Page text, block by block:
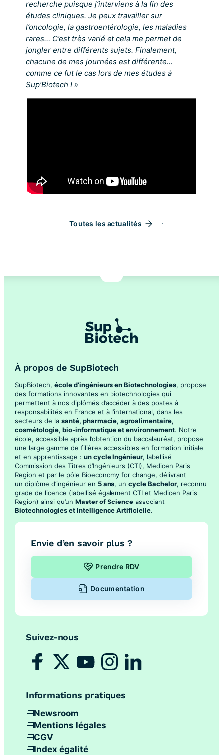
recherche puisque j’interviens à la fin des
études cliniques. Je peux travailler sur
l’oncologie, la gastroentérologie, les maladies
rares… C’est très varié et cela me permet de
jongler entre différents sujets. Finalement,
chacune de mes journées est différente…
comme ce fut le cas lors de mes études à
Sup’Biotech ! »
Toutes les actualités
À propos de SupBiotech
SupBiotech, école d’ingénieurs en Biotechnologies, propose
des formations innovantes en biotechnologies qui
permettent à nos diplômés d’accéder à des postes à
responsabilités en France et à l’international, dans les
secteurs de la santé, pharmacie, agroalimentaire,
cosmétologie, bio-informatique et environnement. Notre
école, accessible après l’obtention du baccalauréat, propose
une large gamme de filières accessibles en formation initiale
et en apprentissage : un cycle Ingénieur, labellisé
Commission des Titres d’Ingénieurs (CTI), Medicen Paris
Region et par le pôle Bioeconomy for change, délivrant
un diplôme d’ingénieur en 5 ans, un cycle Bachelor, reconnu
grade de licence (labellisé également CTI et Medicen Paris
Region) ainsi qu’un Master of Science associant
Biotechnologies et Intelligence Artificielle.
Envie d’en savoir plus ?
Prendre RDV
Documentation
Suivez-nous
Informations pratiques
Newsroom
Mentions légales
CGV
Index égalité